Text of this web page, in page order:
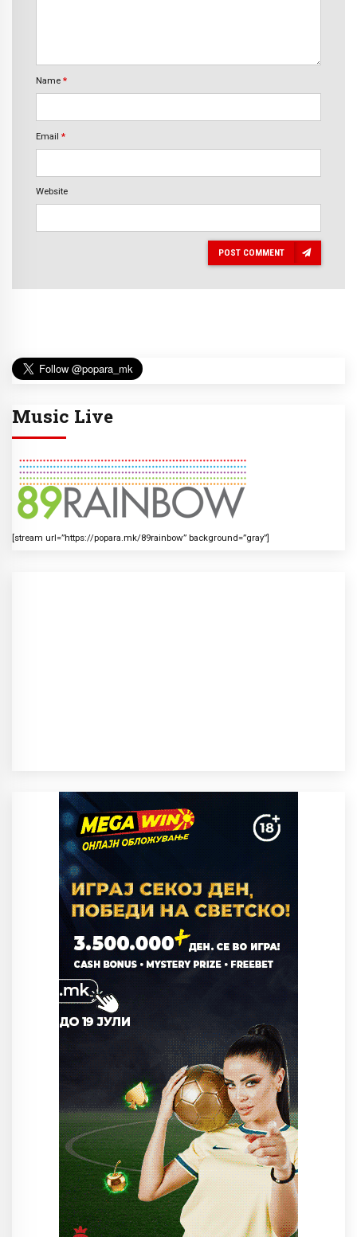
Name *
Email *
Website
POST COMMENT
Music Live
[stream url=”https://popara.mk/89rainbow” background=”gray”]